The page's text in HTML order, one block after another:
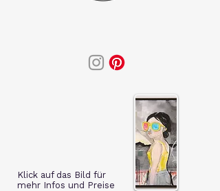
Klick auf das Bild für
mehr Infos und Preise